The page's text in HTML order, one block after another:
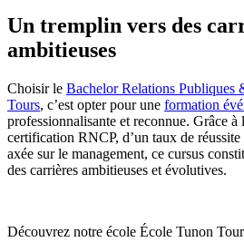
Un tremplin vers des
ambitieuses
Choisir le Bachelor Relations Publiques
Tours, c’est opter pour une formation
professionnalisante et reconnue. Grâce à
certification RNCP, d’un taux de réussite
axée sur le management, ce cursus
des carrières ambitieuses et évolutives.
Découvrez notre école École Tunon